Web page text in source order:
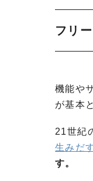
フリ
機能や
が基本
21世紀
生みだ
す。